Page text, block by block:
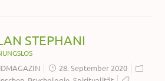
STEPHANI
28. September 2020